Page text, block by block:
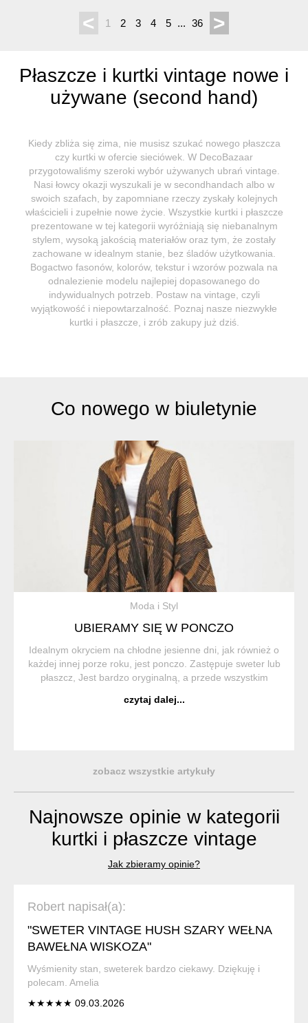
< 1 2 3 4 5 ... 36 >
Płaszcze i kurtki vintage nowe i
używane (second hand)
Kiedy zbliża się zima, nie musisz szukać nowego płaszcza
czy kurtki w ofercie sieciówek. W DecoBazaar
przygotowaliśmy szeroki wybór używanych ubrań vintage.
Nasi łowcy okazji wyszukali je w secondhandach albo w
swoich szafach, by zapomniane rzeczy zyskały kolejnych
właścicieli i zupełnie nowe życie. Wszystkie kurtki i płaszcze
prezentowane w tej kategorii wyróżniają się niebanalnym
stylem, wysoką jakością materiałów oraz tym, że zostały
zachowane w idealnym stanie, bez śladów użytkowania.
Bogactwo fasonów, kolorów, tekstur i wzorów pozwala na
odnalezienie modelu najlepiej dopasowanego do
indywidualnych potrzeb. Postaw na vintage, czyli
wyjątkowość i niepowtarzalność. Poznaj nasze niezwykłe
kurtki i płaszcze, i zrób zakupy już dziś.
Co nowego w biuletynie
Moda i Styl
UBIERAMY SIĘ W PONCZO
Idealnym okryciem na chłodne jesienne dni, jak również o
każdej innej porze roku, jest ponczo. Zastępuje sweter lub
płaszcz, Jest bardzo oryginalną, a przede wszystkim
Poncho) to trad...
czytaj dalej...
zobacz wszystkie artykuły
Najnowsze opinie w kategorii
kurtki i płaszcze vintage
Jak zbieramy opinie?
Robert napisał(a):
"SWETER VINTAGE HUSH SZARY WEŁNA
BAWEŁNA WISKOZA"
Wyśmienity stan, sweterek bardzo ciekawy. Dziękuję i
polecam. Amelia
★★★★★ 09.03.2026